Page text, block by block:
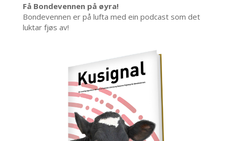
Få Bondevennen på øyra!
Bondevennen er på lufta med ein podcast som det
luktar fjøs av!